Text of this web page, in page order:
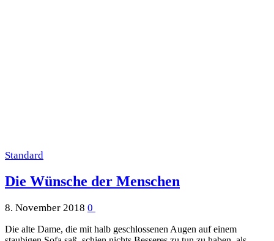
Standard
Die Wünsche der Menschen
8. November 2018 0
Die alte Dame, die mit halb geschlossenen Augen auf einem